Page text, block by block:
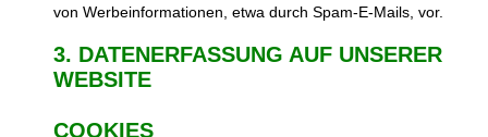
von Werbeinformationen, etwa durch Spam-E-Mails, vor.
3. DATENERFASSUNG AUF UNSERER
WEBSITE
COOKIES